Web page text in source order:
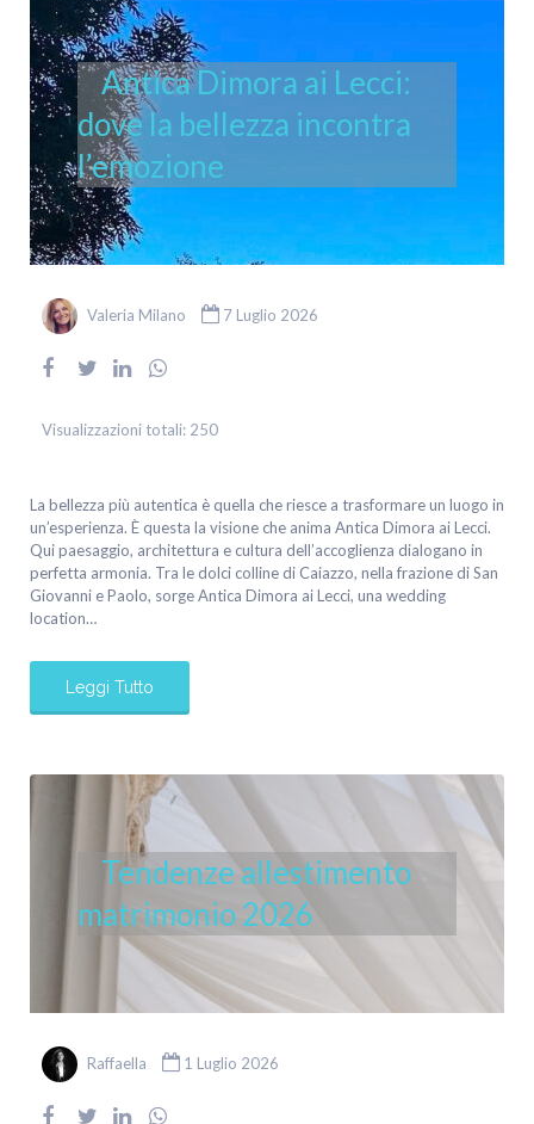
Antica Dimora ai Lecci:
dove la bellezza incontra
l’emozione
Valeria Milano 7 Luglio 2026
Visualizzazioni totali: 250
La bellezza più autentica è quella che riesce a trasformare un luogo in
un’esperienza. È questa la visione che anima Antica Dimora ai Lecci.
Qui paesaggio, architettura e cultura dell’accoglienza dialogano in
perfetta armonia. Tra le dolci colline di Caiazzo, nella frazione di San
Giovanni e Paolo, sorge Antica Dimora ai Lecci, una wedding
location…
Leggi Tutto
Tendenze allestimento
matrimonio 2026
Raffaella 1 Luglio 2026